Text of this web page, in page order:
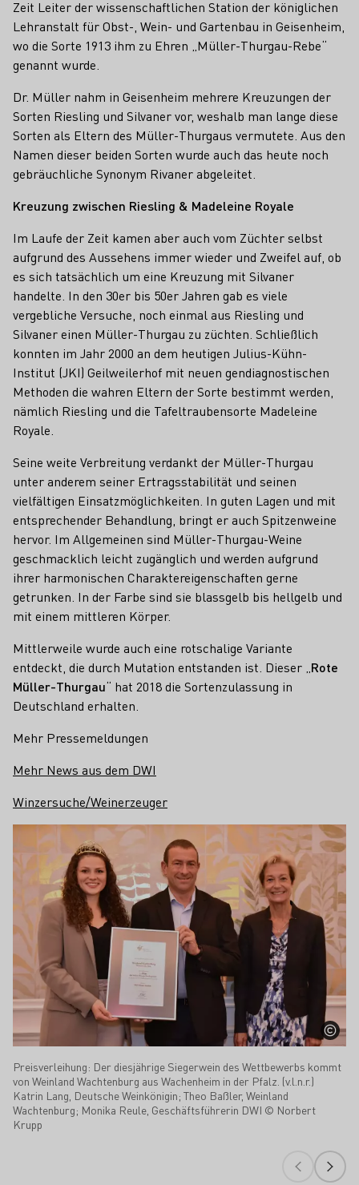
Zeit Leiter der wissenschaftlichen Station der königlichen
Lehranstalt für Obst-, Wein- und Gartenbau in Geisenheim,
wo die Sorte 1913 ihm zu Ehren „Müller-Thurgau-Rebe“
genannt wurde.
Dr. Müller nahm in Geisenheim mehrere Kreuzungen der
Sorten Riesling und Silvaner vor, weshalb man lange diese
Sorten als Eltern des Müller-Thurgaus vermutete. Aus den
Namen dieser beiden Sorten wurde auch das heute noch
gebräuchliche Synonym Rivaner abgeleitet.
Kreuzung zwischen Riesling & Madeleine Royale
Im Laufe der Zeit kamen aber auch vom Züchter selbst
aufgrund des Aussehens immer wieder und Zweifel auf, ob
es sich tatsächlich um eine Kreuzung mit Silvaner
handelte. In den 30er bis 50er Jahren gab es viele
vergebliche Versuche, noch einmal aus Riesling und
Silvaner einen Müller-Thurgau zu züchten. Schließlich
konnten im Jahr 2000 an dem heutigen Julius-Kühn-
Institut (JKI) Geilweilerhof mit neuen gendiagnostischen
Methoden die wahren Eltern der Sorte bestimmt werden,
nämlich Riesling und die Tafeltraubensorte Madeleine
Royale.
Seine weite Verbreitung verdankt der Müller-Thurgau
unter anderem seiner Ertragsstabilität und seinen
vielfältigen Einsatzmöglichkeiten. In guten Lagen und mit
entsprechender Behandlung, bringt er auch Spitzenweine
hervor. Im Allgemeinen sind Müller-Thurgau-Weine
geschmacklich leicht zugänglich und werden aufgrund
ihrer harmonischen Charaktereigenschaften gerne
getrunken. In der Farbe sind sie blassgelb bis hellgelb und
mit einem mittleren Körper.
Mittlerweile wurde auch eine rotschalige Variante
entdeckt, die durch Mutation entstanden ist. Dieser „ Rote
Müller-Thurgau“ hat 2018 die Sortenzulassung in
Deutschland erhalten.
Mehr Pressemeldungen
Mehr News aus dem DWI
Winzersuche/Weinerzeuger
Preisverleihung: Der diesjährige Siegerwein des Wettbewerbs kommt
von Weinland Wachtenburg aus Wachenheim in der Pfalz. (v.l.n.r.)
Katrin Lang, Deutsche Weinkönigin; Theo Baßler, Weinland
Wachtenburg; Monika Reule, Geschäftsführerin DWI © Norbert
Krupp